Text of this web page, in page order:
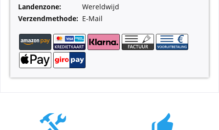
Landenzone:
Wereldwijd
Verzendmethode: E-Mail